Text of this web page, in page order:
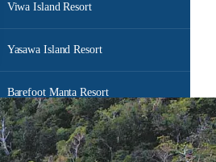
Viwa Island Resort
Yasawa Island Resort
Barefoot Manta Resort
Barefoot Kuata Resort